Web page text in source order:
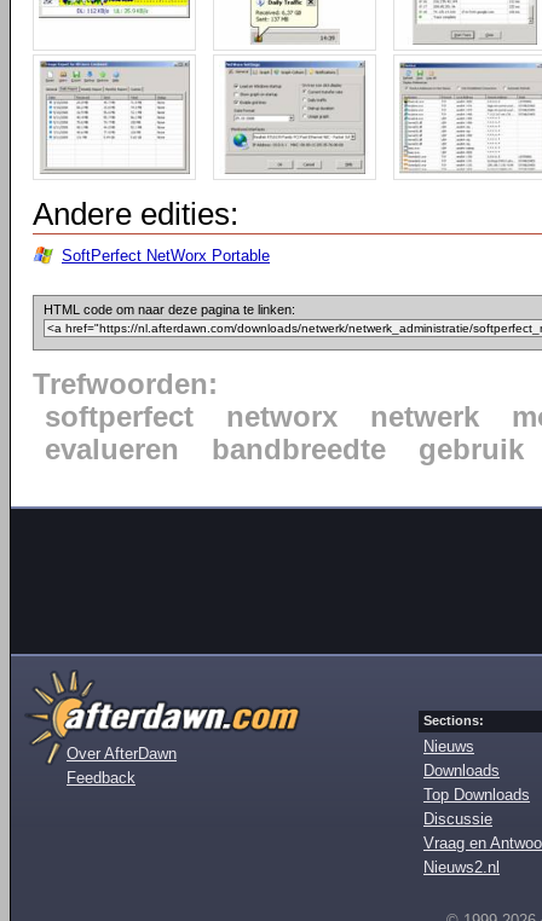
Andere edities:
SoftPerfect NetWorx Portable
HTML code om naar deze pagina te linken:
Trefwoorden:
softperfect
networx netwerk
evalueren
bandbreedte gebruik
Over AfterDawn
Feedback
Sections:
Nieuws
Downloads
Top Downloads
Discussie
Vraag en
Nieuws2.nl